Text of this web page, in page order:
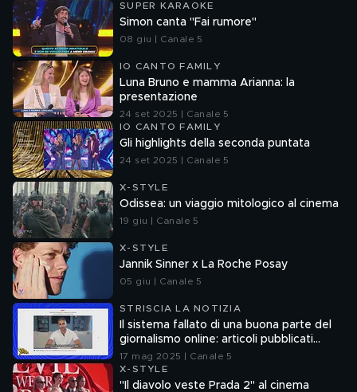
SUPER KARAOKE
Simon canta "Fai rumore"
08 giu | Canale 5
IO CANTO FAMILY
Luna Bruno e mamma Arianna: la
presentazione
24 set 2025 | Canale 5
IO CANTO FAMILY
Gli highlights della seconda puntata
24 set 2025 | Canale 5
X-STYLE
Odissea: un viaggio mitologico al cinema
19 giu | Canale 5
X-STYLE
Jannik Sinner x La Roche Posay
05 giu | Canale 5
STRISCIA LA NOTIZIA
Il sistema fallato di una buona parte del
giornalismo online: articoli pubblicati
senza la verifica delle fonti
17 mag 2025 | Canale 5
X-STYLE
"Il diavolo veste Prada 2" al cinema